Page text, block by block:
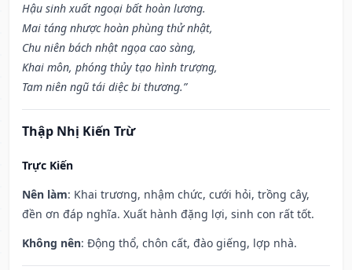
Hậu sinh xuất ngoại bất hoàn lương.
Mai táng nhược hoàn phùng thử nhật,
Chu niên bách nhật ngọa cao sàng,
Khai môn, phóng thủy tạo hình trượng,
Tam niên ngũ tái diệc bi thương.”
Thập Nhị Kiến Trừ
Trực Kiến
Nên làm: Khai trương, nhậm chức, cưới hỏi, trồng cây,
đền ơn đáp nghĩa. Xuất hành đặng lợi, sinh con rất tốt.
Không nên: Động thổ, chôn cất, đào giếng, lợp nhà.